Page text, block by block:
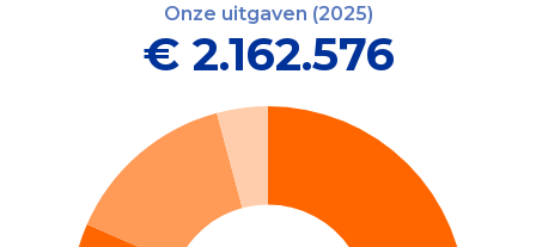
Onze uitgaven (2025)
€ 2.162.576